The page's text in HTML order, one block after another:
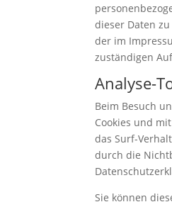
dieser Daten
der im
zuständigen
Analyse-
Beim Besuch
Cookies und
das Surf-
durch die
Sie können